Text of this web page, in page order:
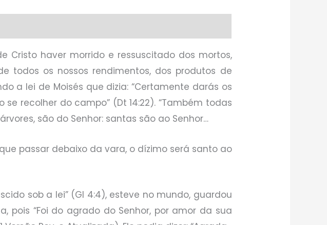
Cristo haver morrido e ressuscitado dos mortos,
todos os nossos rendimentos, dos produtos de
a lei de Moisés que dizia: “Certamente darás os
recolher do campo” (Dt 14:22). “Também todas
são do Senhor: santas são ao Senhor…
passar debaixo da vara, o dízimo será santo ao
sob a lei” (Gl 4:4), esteve no mundo, guardou
pois “Foi do agrado do Senhor, por amor da sua